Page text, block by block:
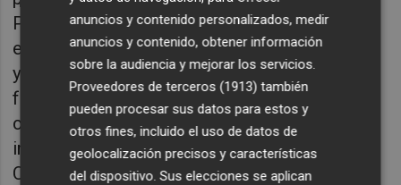
Popular prometió durante la campaña
electoral completar el 100 % del Pla Edificant
y dar apoyo técnico a los ayuntamientos para
facilitar la construcción y rehabilitación de
centros. Un compromiso que también se
incluyó en el programa de gobierno del
Consell para el curso 2024-2025.
anuncios y contenido personalizados, medir
anuncios y contenido, obtener información
sobre la audiencia y mejorar los servicios.
Proveedores de terceros (1913) también
pueden procesar sus datos para estos y
otros fines, incluido el uso de datos de
geolocalización precisos y características
del dispositivo. Sus elecciones se aplican